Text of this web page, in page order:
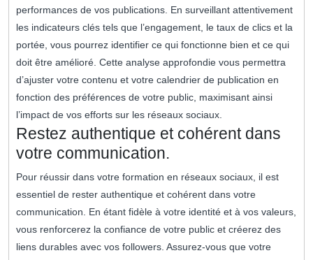
performances de vos publications. En surveillant attentivement
les indicateurs clés tels que l’engagement, le taux de clics et la
portée, vous pourrez identifier ce qui fonctionne bien et ce qui
doit être amélioré. Cette analyse approfondie vous permettra
d’ajuster votre contenu et votre calendrier de publication en
fonction des préférences de votre public, maximisant ainsi
l’impact de vos efforts sur les réseaux sociaux.
Restez authentique et cohérent dans
votre communication.
Pour réussir dans votre formation en réseaux sociaux, il est
essentiel de rester authentique et cohérent dans votre
communication. En étant fidèle à votre identité et à vos valeurs,
vous renforcerez la confiance de votre public et créerez des
liens durables avec vos followers. Assurez-vous que votre